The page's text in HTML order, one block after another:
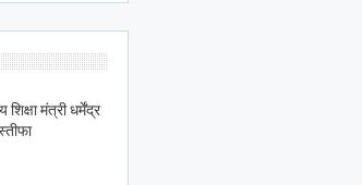
मंत्री धर्मेंद्र